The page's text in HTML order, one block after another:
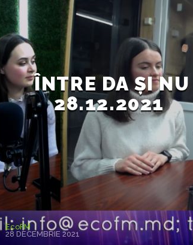
ÎNTRE DA ȘI NU
28.12.2021
EcoFM
28 DECEMBRIE 2021